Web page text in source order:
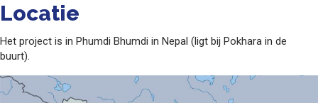
Locatie
Het project is in Phumdi Bhumdi in Nepal (ligt bij Pokhara in de
buurt).